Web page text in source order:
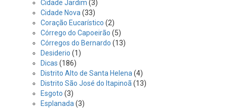
Cidade Jardim (3)
Cidade Nova(33)
Coração Eucarístico (2)
Córrego do Capoeirão (5)
Córregos do Bernardo (13)
Desiderio (1)
Dicas (186)
Distrito Alto de Santa Helena(4)
Distrito São José do Itapinoã(13)
Esgoto (3)
Esplanada(3)